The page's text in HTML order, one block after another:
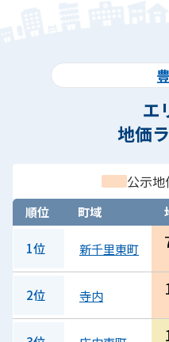
エ
地価
公示地
順位 町域
1位 新千里東町
2位 寺内